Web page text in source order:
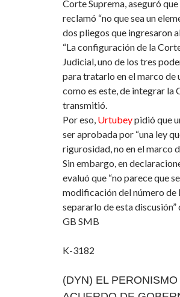
Corte Suprema, aseguró
reclamó “no que sea un
dos pliegos que ingresaron
“La configuración de la
Judicial, uno de los tres
para tratarlo en el marco de
como es este, de integrar la
transmitió.
Por eso, Urtubeypidió que
ser aprobada por “una ley
rigurosidad, no en el marco
Sin embargo, en
evaluó que “no parece que
modificación del número de
separarlo de esta
GB SMB
K-3182
(DYN) EL